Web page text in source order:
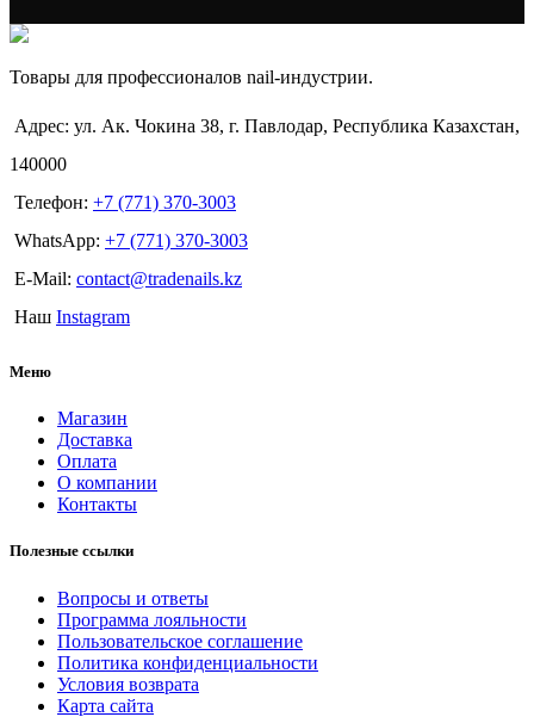
Товары для профессионалов nail-индустрии.
Адрес: ул. Ак. Чокина 38, г. Павлодар, Республика Казахстан,
140000
Телефон: +7 (771) 370-3003
WhatsApp: +7 (771) 370-3003
E-Mail: contact@tradenails.kz
Наш Instagram
Меню
Магазин
Доставка
Оплата
О компании
Контакты
Полезные ссылки
Вопросы и ответы
Программа лояльности
Пользовательское соглашение
Политика конфиденциальности
Условия возврата
Карта сайта